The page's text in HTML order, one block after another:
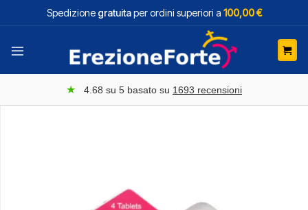
Spedizione gratuitaper ordini superiori a 100,00 €
★ 4.68 su 5 basato su 1693 recensioni